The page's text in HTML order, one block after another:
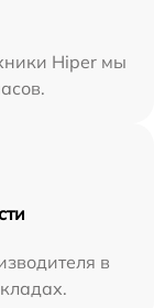
Hiper мы
в